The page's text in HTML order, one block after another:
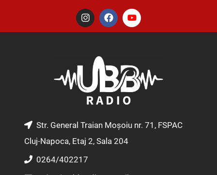
I
n
s
m
F
a
c
o
k
Y
o
u
e
Str. General Traian Moșoiu nr. 71, FSPAC
Cluj-Napoca, Etaj 2, Sala 204
0264/402217